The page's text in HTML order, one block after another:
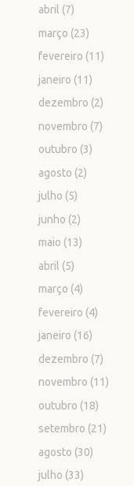
abril (7)
março (23)
fevereiro (11)
janeiro (11)
dezembro (2)
novembro (7)
outubro (3)
agosto (2)
julho (5)
junho (2)
maio (13)
abril (5)
março (4)
fevereiro (4)
janeiro (16)
dezembro (7)
novembro (11)
outubro (18)
setembro (21)
agosto (30)
julho (33)